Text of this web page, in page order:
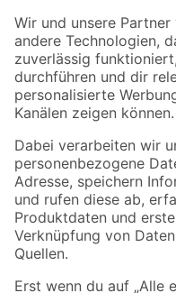
Der toom Newsletter: Keine
Zur Newsletter
Folge uns
Zahlungsarten
Sicher einkaufen